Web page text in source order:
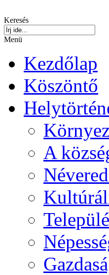
Keresés
Menü
Kezdőlap
Köszöntő
A